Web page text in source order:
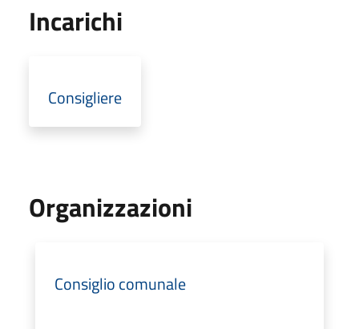
Incarichi
Consigliere
Organizzazioni
Consiglio comunale